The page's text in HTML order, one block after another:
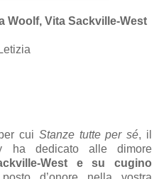
Woolf, Vita Sackville-West
cui Stanze tutte per sé, il
ha dedicato alle dimore
West e su cugino